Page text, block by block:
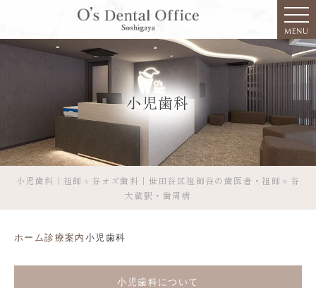
MENU
小児歯科
小児歯科｜祖師ヶ谷オズ歯科｜世田谷区祖師谷の歯医者・祖師ヶ谷
大蔵駅・歯周病
ホーム診療案内 小児歯科
小児歯科について